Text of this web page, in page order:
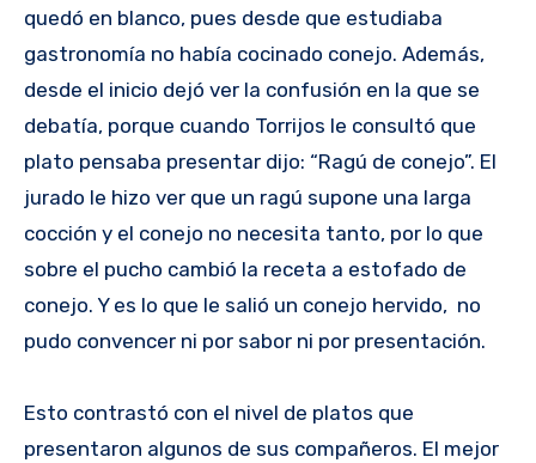
quedó en blanco, pues desde que estudiaba
gastronomía no había cocinado conejo. Además,
desde el inicio dejó ver la confusión en la que se
debatía, porque cuando Torrijos le consultó que
plato pensaba presentar dijo: “Ragú de conejo”. El
jurado le hizo ver que un ragú supone una larga
cocción y el conejo no necesita tanto, por lo que
sobre el pucho cambió la receta a estofado de
conejo. Y es lo que le salió un conejo hervido, no
pudo convencer ni por sabor ni por presentación.
Esto contrastó con el nivel de platos que
presentaron algunos de sus compañeros. El mejor